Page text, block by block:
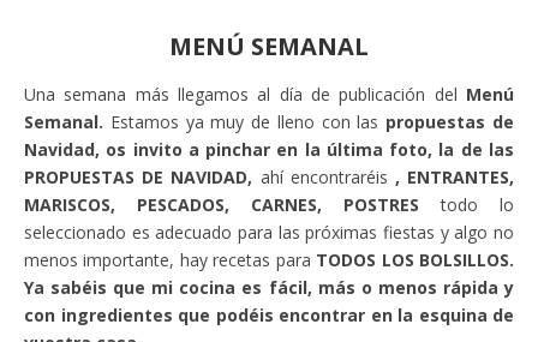
MENÚ SEMANAL
Una semana más llegamos al día de publicación del Menú
Semanal. Estamos ya muy de lleno con las propuestas de
Navidad, os invito a pinchar en la última foto, la de las
PROPUESTAS DE NAVIDAD, ahí encontraréis , ENTRANTES,
MARISCOS, PESCADOS, CARNES, POSTREStodo lo
seleccionado es adecuado para las próximas fiestas y algo no
menos importante, hay recetas para TODOS LOS BOLSILLOS.
Ya sabéis que mi cocina es fácil, más o menos rápida y
con ingredientes que podéis encontrar en la esquina de